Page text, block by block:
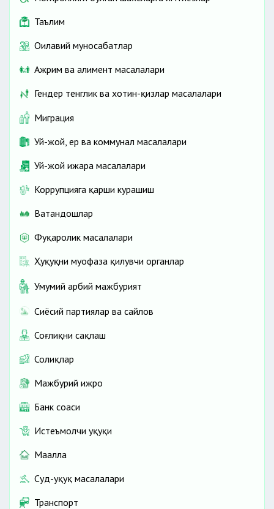
Таълим
Оилавий муносабатлар
Ажрим ва алимент масалалари
Гендер тенглик ва хотин-қизлар масалалари
Миграция
Уй-жой, ер ва коммунал масалалари
Уй-жой ижара масалалари
Коррупцияга қарши курашиш
Ватандошлар
Фуқаролик масалалари
Ҳуқуқни муҳофаза қилувчи органлар
Умумий ҳарбий мажбурият
Сиёсий партиялар ва сайлов
Соғлиқни сақлаш
Солиқлар
Мажбурий ижро
Банк соҳаси
Истеъмолчи ҳуқуқи
Маҳалла
Суд-ҳуқуқ масалалари
Транспорт